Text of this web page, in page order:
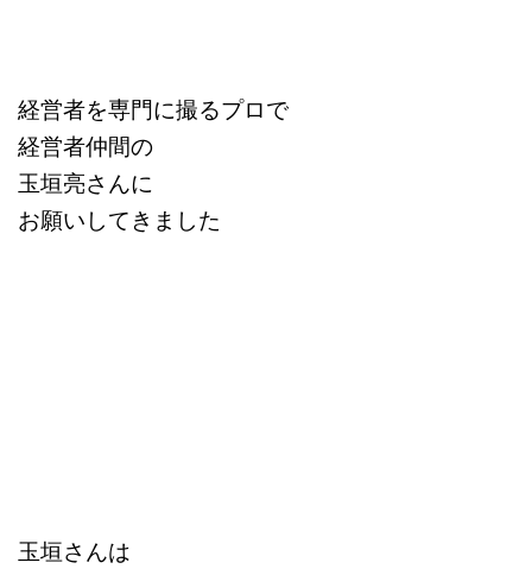
経営者を専門に撮るプロで
経営者仲間の
玉垣亮さんに
お願いしてきました
玉垣さんは